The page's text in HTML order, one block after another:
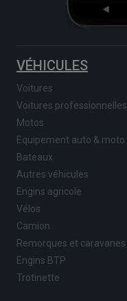
VÉHICULES
Voitures
Voitures professionnelles
Motos
Equipement auto & moto
Bateaux
Autres véhicules
Engins agricole
Vélos
Camion
Remorques et caravanes
Engins BTP
Trotinette